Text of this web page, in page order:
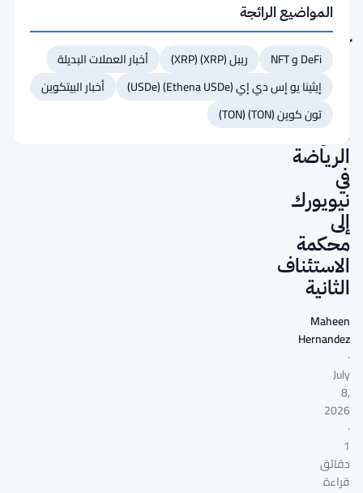
التداول
تصعّد
نزاعها
حول
عقود
الرياضة
في
نيويورك
إلى
محكمة
الاستئناف
الثانية
Maheen
Hernandez
·
July
8,
2026
·
1
دقائق
قراءة
المواضيع الرائجة
DeFi و NFT ريبل (XRP) (XRP)
أخبار العملات البديلة
إيثينا يو إس دي إي (Ethena USDe) (USDe)
أخبار البيتكوين
تون كوين (TON) (TON)